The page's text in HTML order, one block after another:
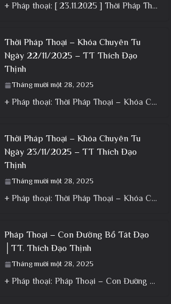
+ Pháp thoại: [ 23.11.2025 ] Thời Pháp Thoại – Khóa Chuyên Tu Chùa Khai Nguyên│Thầy Thích Đạo Thịnh +
Thời Pháp Thoại – Khóa Chuyên Tu
Ngày 22/11/2025 – TT Thích Đạo
Thịnh
Tháng mười một 28, 2025
+ Pháp thoại: Thời Pháp Thoại – Khóa Chuyên Tu Ngày 22/11/2025 – TT Thích Đạo Thịnh + Album: Pháp
Thời Pháp Thoại – Khóa Chuyên Tu
Ngày 23/11/2025 – TT Thích Đạo
Thịnh
Tháng mười một 28, 2025
+ Pháp thoại: Thời Pháp Thoại – Khóa Chuyên Tu Ngày 23/11/2025 – TT Thích Đạo Thịnh + Album: Pháp
Pháp Thoại – Con Đường Bồ Tát Đạo
│TT. Thích Đạo Thịnh
Tháng mười một 28, 2025
+ Pháp thoại: Pháp Thoại – Con Đường Bồ Tát Đạo │TT. Thích Đạo Thịnh + Album: Pháp Thoại +